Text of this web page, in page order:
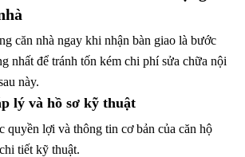
căn nhà ngay khi nhận bàn giao là bước
nhất để tránh tốn kém chi phí sửa chữa nội
này.
lý và hồ sơ kỹ thuật
quyền lợi và thông tin cơ bản của căn hộ
tiết kỹ thuật.